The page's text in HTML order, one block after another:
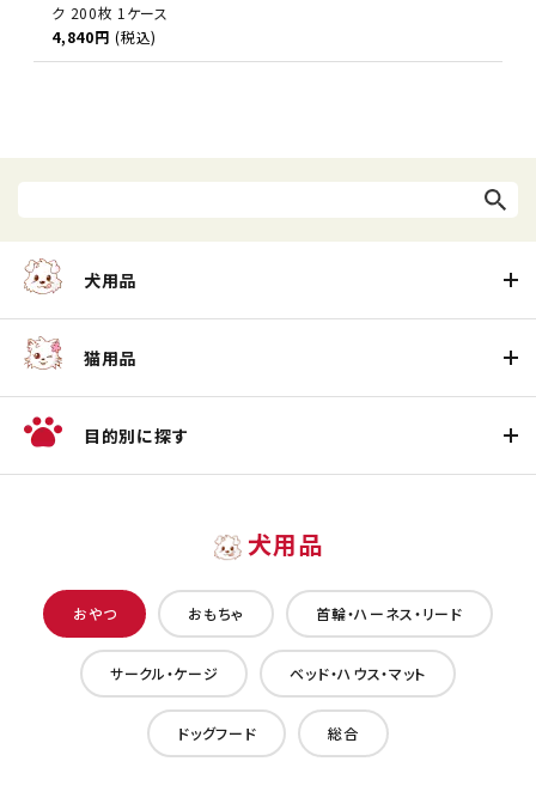
ク 200枚 1ケース
4,840円 (税込)
犬用品
猫用品
目的別に探す
犬用品
おやつ おもちゃ 首輪・ハーネス・リード
サークル・ケージ ベッド・ハウス・マット
ドッグフード 総合